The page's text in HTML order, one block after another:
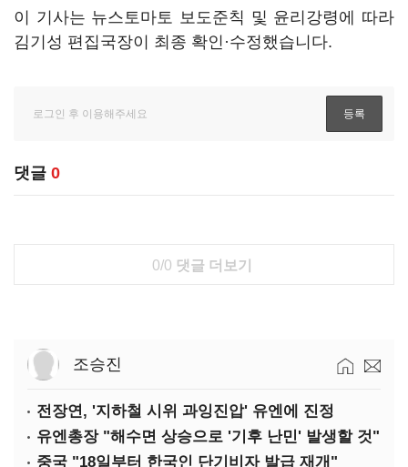
이 기사는 뉴스토마토 보도준칙 및 윤리강령에 따라
김기성 편집국장이 최종 확인·수정했습니다.
댓글 0
0/0 댓글 더보기
조승진
전장연, '지하철 시위 과잉진압' 유엔에 진정
유엔총장 "해수면 상승으로 '기후 난민' 발생할 것"
중국 "18일부터 한국인 단기비자 발급 재개"